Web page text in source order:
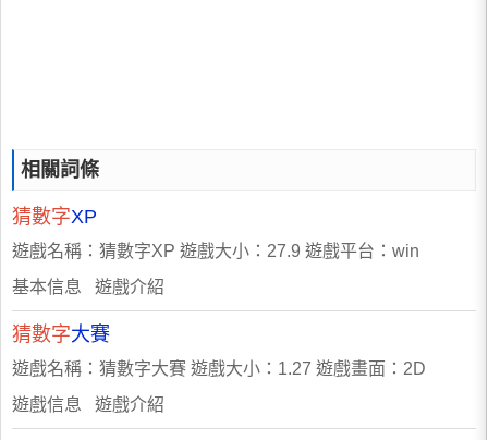
相關詞條
猜數字XP
遊戲名稱：猜數字XP 遊戲大小：27.9 遊戲平台：win
基本信息 遊戲介紹
猜數字大賽
遊戲名稱：猜數字大賽 遊戲大小：1.27 遊戲畫面：2D
遊戲信息 遊戲介紹